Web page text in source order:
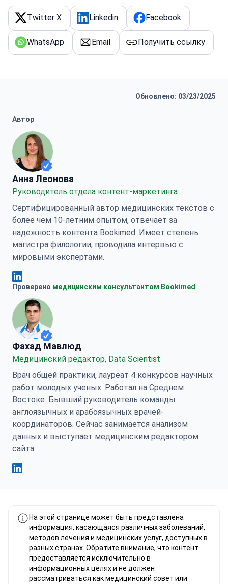
Twitter X Linkedin Facebook
WhatsApp Email Получить ссылку
Обновлено: 03/23/2025
Автор
Анна Леонова
Анна Леонова
Руководитель отдела контент-маркетинга
Сертифицированный автор медицинских текстов с
более чем 10-летним опытом, отвечает за
надежность контента Bookimed. Имеет степень
магистра филологии, проводила интервью с
мировыми экспертами.
Анна Леонова Linkedin
Проверено медицинским консультантом Bookimed
Фахад Мавлюд
Медицинский редактор, Data Scientist
Врач общей практики, лауреат 4 конкурсов научных
работ молодых ученых. Работал на Среднем
Востоке. Бывший руководитель команды
англоязычных и арабоязычных врачей-
координаторов. Сейчас занимается анализом
данных и выступает медицинским редактором
сайта.
На этой странице может быть представлена
информация, касающаяся различных заболеваний,
методов лечения и медицинских услуг, доступных в
разных странах. Обратите внимание, что контент
предоставляется исключительно в
информационных целях и не должен
рассматриваться как медицинский совет или